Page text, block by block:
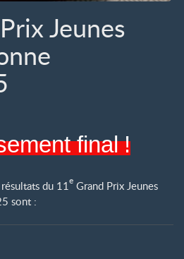
Jeunes
final !
du 11e Grand Prix Jeunes
sont :